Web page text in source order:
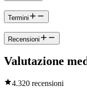
Termini
Recensioni
Valutazione
4.320 recensioni